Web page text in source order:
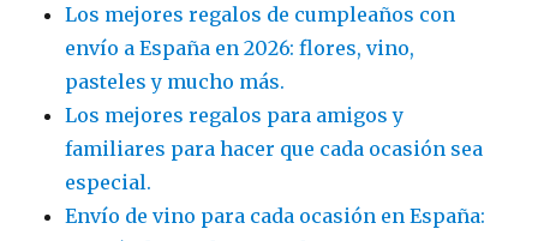
Los mejores regalos de cumpleaños con
envío a España en 2026: flores, vino,
pasteles y mucho más.
Los mejores regalos para amigos y
familiares para hacer que cada ocasión sea
especial.
Envío de vino para cada ocasión en España: